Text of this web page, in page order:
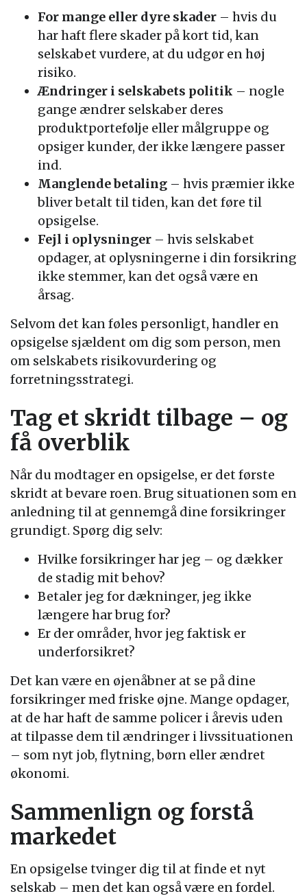
For mange eller dyre skader – hvis du
har haft flere skader på kort tid, kan
selskabet vurdere, at du udgør en høj
risiko.
Ændringer i selskabets politik – nogle
gange ændrer selskaber deres
produktportefølje eller målgruppe og
opsiger kunder, der ikke længere passer
ind.
Manglende betaling – hvis præmier ikke
bliver betalt til tiden, kan det føre til
opsigelse.
Fejl i oplysninger – hvis selskabet
opdager, at oplysningerne i din forsikring
ikke stemmer, kan det også være en
årsag.
Selvom det kan føles personligt, handler en
opsigelse sjældent om dig som person, men
om selskabets risikovurdering og
forretningsstrategi.
Tag et skridt tilbage – og
få overblik
Når du modtager en opsigelse, er det første
skridt at bevare roen. Brug situationen som en
anledning til at gennemgå dine forsikringer
grundigt. Spørg dig selv:
Hvilke forsikringer har jeg – og dækker
de stadig mit behov?
Betaler jeg for dækninger, jeg ikke
længere har brug for?
Er der områder, hvor jeg faktisk er
underforsikret?
Det kan være en øjenåbner at se på dine
forsikringer med friske øjne. Mange opdager,
at de har haft de samme policer i årevis uden
at tilpasse dem til ændringer i livssituationen
– som nyt job, flytning, børn eller ændret
økonomi.
Sammenlign og forstå
markedet
En opsigelse tvinger dig til at finde et nyt
selskab – men det kan også være en fordel.